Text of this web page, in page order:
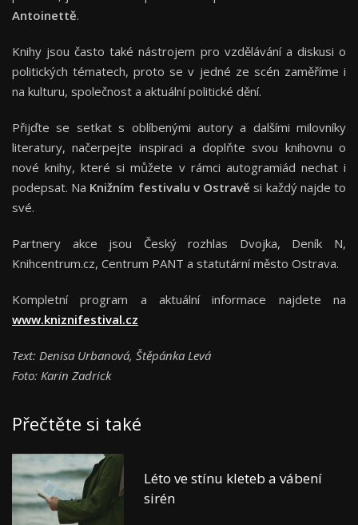
Antoinettě.
Knihy jsou často také nástrojem pro vzdělávání a diskusi o
politických tématech, proto se v jedné ze scén zaměříme i
na kulturu, společnost a aktuální politické dění.
Přijďte se setkat s oblíbenými autory a dalšími milovníky
literatury, načerpejte inspiraci a doplňte svou knihovnu o
nové knihy, které si můžete v rámci autogramiád nechat i
podepsat. Na Knižním festivalu v Ostravě si každý najde to
své.
Partnery akce jsou Český rozhlas Dvojka, Deník N,
Knihcentrum.cz, Centrum PANT a statutární město Ostrava.
Kompletní program a aktuální informace najdete na
www.kniznifestival.cz
Text: Denisa Urbanová, Štěpánka Levá
Foto: Karin Zadrick
Přečtěte si také
Léto ve stínu kleteb a vábení
sirén